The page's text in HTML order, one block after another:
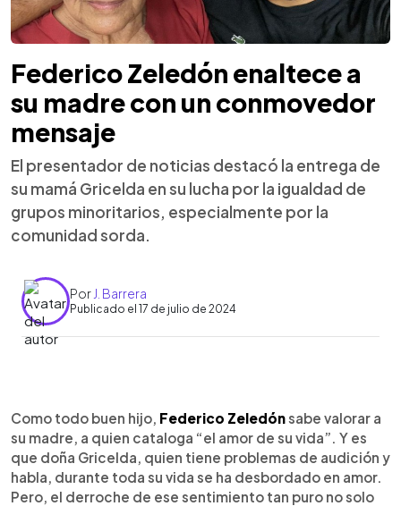
Federico Zeledón enaltece a
su madre con un conmovedor
mensaje
El presentador de noticias destacó la entrega de
su mamá Gricelda en su lucha por la igualdad de
grupos minoritarios, especialmente por la
comunidad sorda.
Por J. Barrera
Publicado el 17 de julio de 2024
Escuchar artículo
Como todo buen hijo, Federico Zeledónsabe valorar a
su madre, a quien cataloga “el amor de su vida”. Y es
que doña Gricelda, quien tiene problemas de audición y
habla, durante toda su vida se ha desbordado en amor.
Pero, el derroche de ese sentimiento tan puro no solo